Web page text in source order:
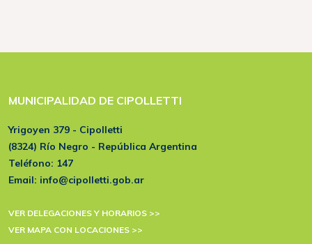
MUNICIPALIDAD DE CIPOLLETTI
Yrigoyen 379 - Cipolletti
(8324) Río Negro - República Argentina
Teléfono: 147
Email: info@cipolletti.gob.ar
VER DELEGACIONES Y HORARIOS >>
VER MAPA CON LOCACIONES >>